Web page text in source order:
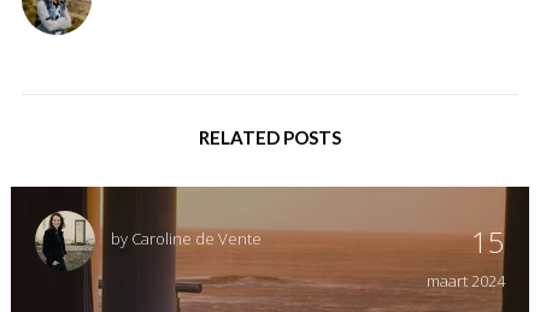
RELATED POSTS
by Caroline de Vente 15
maart2024